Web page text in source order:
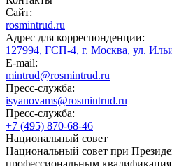
Сайт:
rosmintrud.ru
Адрес для корреспонденции:
127994, ГСП-4, г. Москва, ул.
E-mail:
mintrud@rosmintrud.ru
Пресс-служба:
isyanovams@rosmintrud.ru
Пресс-служба:
+7 (495) 870-68-46
Национальный совет
Национальный совет при
профессиональным